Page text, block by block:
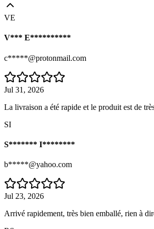
VE
V*** E**********
c*****@protonmail.com
Jul 31, 2026
La livraison a été rapide et le produit est de
SI
S******* I********
b*****@yahoo.com
Jul 23, 2026
Arrivé rapidement, très bien emballé, rien à